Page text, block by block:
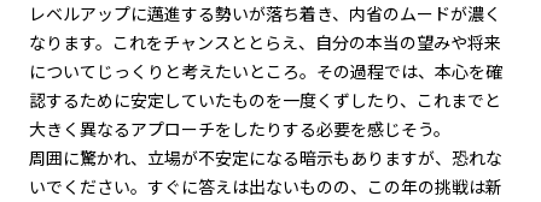
レベルアップに邁進する勢いが落ち着き、内省のムードが濃く
なります。これをチャンスととらえ、自分の本当の望みや将来
についてじっくりと考えたいところ。その過程では、本心を確
認するために安定していたものを一度くずしたり、これまでと
大きく異なるアプローチをしたりする必要を感じそう。
周囲に驚かれ、立場が不安定になる暗示もありますが、恐れな
いでください。すぐに答えは出ないものの、この年の挑戦は新